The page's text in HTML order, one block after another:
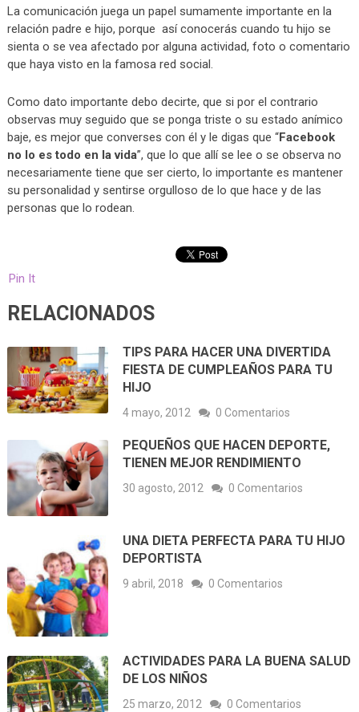
La comunicación juega un papel sumamente importante en la
relación padre e hijo, porque así conocerás cuando tu hijo se
sienta o se vea afectado por alguna actividad, foto o comentario
que haya visto en la famosa red social.
Como dato importante debo decirte, que si por el contrario
observas muy seguido que se ponga triste o su estado anímico
baje, es mejor que converses con él y le digas que “Facebook
no lo es todo en la vida”, que lo que allí se lee o se observa no
necesariamente tiene que ser cierto, lo importante es mantener
su personalidad y sentirse orgulloso de lo que hace y de las
personas que lo rodean.
Pin It
RELACIONADOS
TIPS PARA HACER UNA DIVERTIDA
FIESTA DE CUMPLEAÑOS PARA TU
HIJO
4 mayo, 2012 0 Comentarios
PEQUEÑOS QUE HACEN DEPORTE,
TIENEN MEJOR RENDIMIENTO
30 agosto, 2012 0 Comentarios
UNA DIETA PERFECTA PARA TU HIJO
DEPORTISTA
9 abril, 2018 0 Comentarios
ACTIVIDADES PARA LA BUENA SALUD
DE LOS NIÑOS
25 marzo, 2012 0 Comentarios